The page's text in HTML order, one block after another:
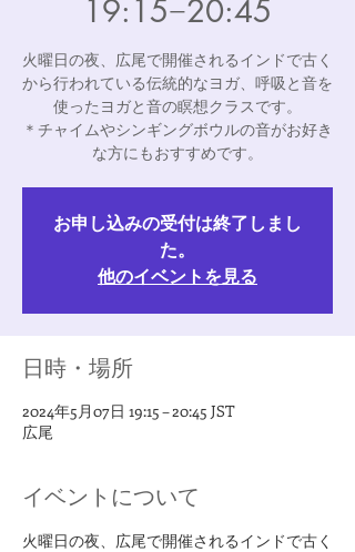
19:15−20:45
火曜日の夜、広尾で開催されるインドで古く
から行われている伝統的なヨガ、呼吸と音を
使ったヨガと音の瞑想クラスです。
＊チャイムやシンギングボウルの音がお好き
な方にもおすすめです。
お申し込みの受付は終了しまし
た。
他のイベントを見る
日時・場所
2024年5月07日 19:15 – 20:45 JST
広尾
イベントについて
火曜日の夜、広尾で開催されるインドで古く